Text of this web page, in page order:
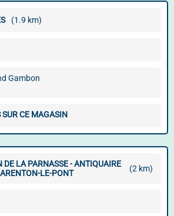
(1.9 km)
Gambon
SUR CE MAGASIN
DE LA PARNASSE - ANTIQUAIRE
LE-PONT
(2 km)